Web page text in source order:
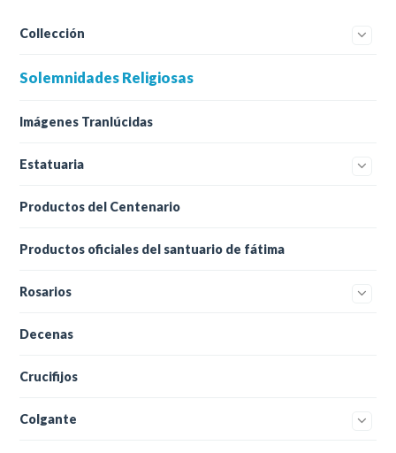
Collección
Solemnidades Religiosas
Imágenes Tranlúcidas
Estatuaria
Productos del Centenario
Productos oficiales del santuario de fátima
Rosarios
Decenas
Crucifijos
Colgante